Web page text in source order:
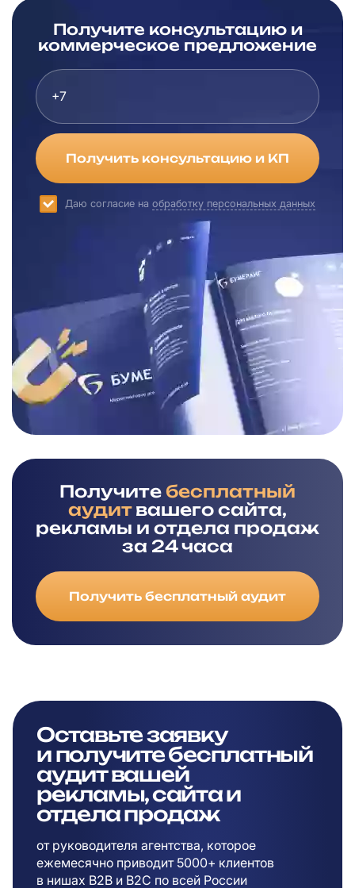
Получите консультацию и
коммерческое предложение
Получить консультацию и КП
Даю согласие на обработку персональных данных
Получите бесплатный
аудитвашего сайта,
рекламы и отдела продаж
за 24 часа
Получить бесплатный аудит
Оставьте заявку
и получите бесплатный
аудит вашей
рекламы,сайта и
отдела продаж
от руководителя агентства, которое
ежемесячно приводит 5000+ клиентов
в нишах B2B и B2C по всей России